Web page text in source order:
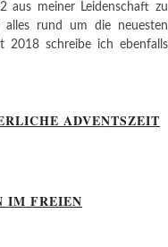
aus meiner Leidenschaft zu
rund um die neuesten
2018 schreibe ich ebenfalls
ADVENTSZEIT
IM FREIEN